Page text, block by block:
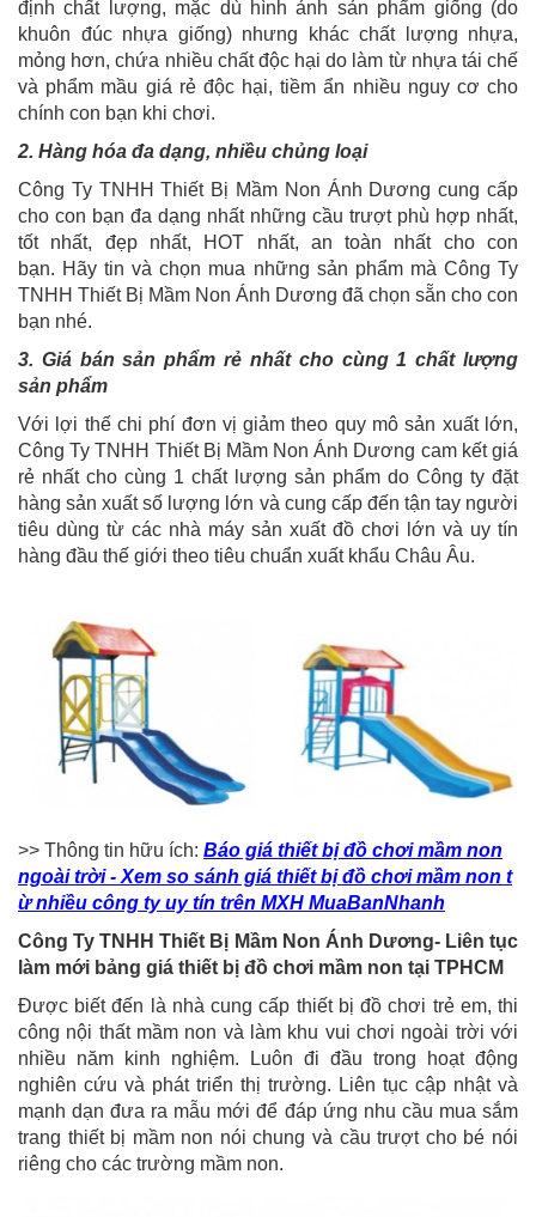
định chất lượng, mặc dù hình ảnh sản phẩm giống (do
khuôn đúc nhựa giống) nhưng khác chất lượng nhựa,
mỏng hơn, chứa nhiều chất độc hại do làm từ nhựa tái chế
và phẩm mầu giá rẻ độc hại, tiềm ẩn nhiều nguy cơ cho
chính con bạn khi chơi.
2. Hàng hóa đa dạng, nhiều chủng loại
Công Ty TNHH Thiết Bị Mầm Non Ánh Dương cung cấp
cho con bạn đa dạng nhất những cầu trượt phù hợp nhất,
tốt nhất, đẹp nhất, HOT nhất, an toàn nhất cho con
bạn. Hãy tin và chọn mua những sản phẩm mà Công Ty
TNHH Thiết Bị Mầm Non Ánh Dương đã chọn sẵn cho con
bạn nhé.
3. Giá bán sản phẩm rẻ nhất cho cùng 1 chất lượng
sản phẩm
Với lợi thế chi phí đơn vị giảm theo quy mô sản xuất lớn,
Công Ty TNHH Thiết Bị Mầm Non Ánh Dương cam kết giá
rẻ nhất cho cùng 1 chất lượng sản phẩm do Công ty đặt
hàng sản xuất số lượng lớn và cung cấp đến tận tay người
tiêu dùng từ các nhà máy sản xuất đồ chơi lớn và uy tín
hàng đầu thế giới theo tiêu chuẩn xuất khẩu Châu Âu.
>> Thông tin hữu ích: Báo giá thiết bị đồ chơi mầm non
ngoài trời - Xem so sánh giá thiết bị đồ chơi mầm non t
ừ nhiều công ty uy tín trên MXH MuaBanNhanh
Công Ty TNHH Thiết Bị Mầm Non Ánh Dương- Liên tục
làm mới bảng giá thiết bị đồ chơi mầm non tại TPHCM
Được biết đến là nhà cung cấp thiết bị đồ chơi trẻ em, thi
công nội thất mầm non và làm khu vui chơi ngoài trời với
nhiều năm kinh nghiệm. Luôn đi đầu trong hoạt động
nghiên cứu và phát triển thị trường. Liên tục cập nhật và
mạnh dạn đưa ra mẫu mới để đáp ứng nhu cầu mua sắm
trang thiết bị mầm non nói chung và cầu trượt cho bé nói
riêng cho các trường mầm non.